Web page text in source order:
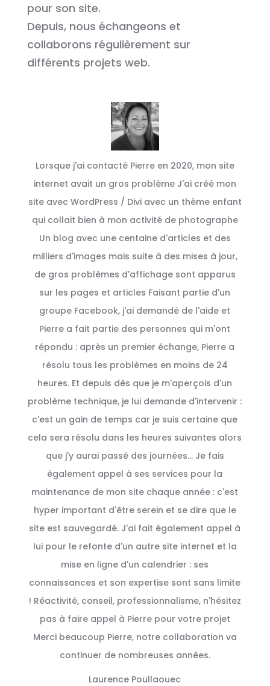
pour son site.
Depuis, nous échangeons et
collaborons régulièrement sur
différents projets web.
Lorsque j'ai contacté Pierre en 2020, mon site
internet avait un gros problème J'ai créé mon
site avec WordPress / Divi avec un thème enfant
qui collait bien à mon activité de photographe
Un blog avec une centaine d'articles et des
milliers d'images mais suite à des mises à jour,
de gros problèmes d'affichage sont apparus
sur les pages et articles Faisant partie d'un
groupe Facebook, j'ai demandé de l'aide et
Pierre a fait partie des personnes qui m'ont
répondu : après un premier échange, Pierre a
résolu tous les problèmes en moins de 24
heures. Et depuis dès que je m'aperçois d'un
problème technique, je lui demande d'intervenir :
c'est un gain de temps car je suis certaine que
cela sera résolu dans les heures suivantes alors
que j'y aurai passé des journées... Je fais
également appel à ses services pour la
maintenance de mon site chaque année : c'est
hyper important d'être serein et se dire que le
site est sauvegardé. J'ai fait également appel à
lui pour le refonte d'un autre site internet et la
mise en ligne d'un calendrier : ses
connaissances et son expertise sont sans limite
! Réactivité, conseil, professionnalisme, n'hésitez
pas à faire appel à Pierre pour votre projet
Merci beaucoup Pierre, notre collaboration va
continuer de nombreuses années.
Laurence Poullaouec